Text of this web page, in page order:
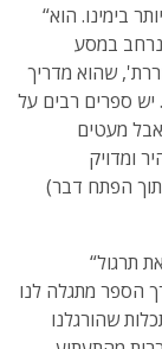
“רוב ברבאה הוא אחד ממורי הדהרמה הגדולים ביותר בימינו. הוא
נרחב במסע
שהוא מדריך
יש ספרים רבים על
מעטים
(סטיבן פולדר, מחבר הספר ערות בחיי היומיום, מתוך הפתח דבר
“ראייה שמשחררת הוא ספר מיוחד במינו, שהופך את תרגול
הספר מתגלה לנו
שהורגלנו